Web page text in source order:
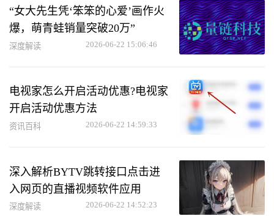
“女大先生凭‘笨笨的心爱’画作火
爆，萌青蛙销量突破20万”
深度解读 2026-06-22 15:06:46
电视家怎么开启活动优惠?电视家
开启活动优惠方法
资讯百科 2026-06-22 14:59:33
深入解析BYTV跳转接口点击进
入网页的直播视频软件应用
深度解读 2026-06-22 14:52:23